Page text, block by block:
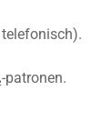
patronen.